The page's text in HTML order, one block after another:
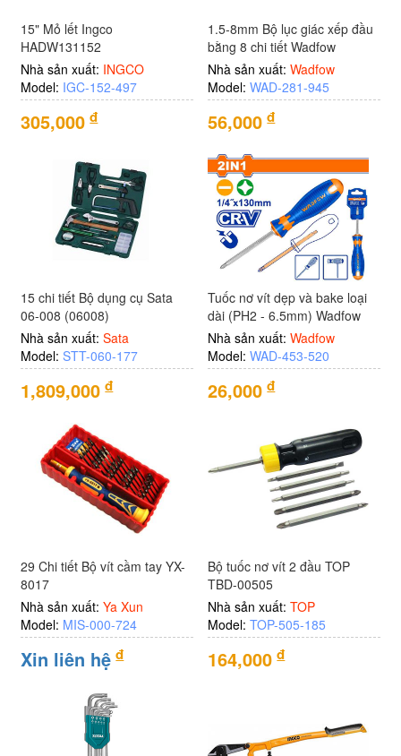
15" Mỏ lết Ingco
HADW131152
Nhà sản xuất: INGCO
Model: IGC-152-497
305,000 đ
1.5-8mm Bộ lục giác xếp đầu
bằng 8 chi tiết Wadfow
WHK1281
Nhà sản xuất:Wadfow
Model:WAD-281-945
56,000 đ
15 chi tiết Bộ dụng cụ Sata
06-008 (06008)
Nhà sản xuất:Sata
Model:STT-060-177
1,809,000 đ
Tuốc nơ vít dẹp và bake loại
dài (PH2 - 6.5mm) Wadfow
WSS45M3
Nhà sản xuất:Wadfow
Model:WAD-453-520
26,000 đ
29 Chi tiết Bộ vít cầm tay YX-
8017
Nhà sản xuất:Ya Xun
Model: MIS-000-724
Xin liên hệ đ
Bộ tuốc nơ vít 2 đầu TOP
TBD-00505
Nhà sản xuất:TOP
Model:TOP-505-185
164,000 đ